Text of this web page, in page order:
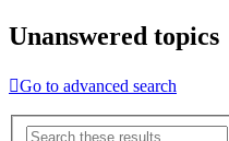
Unanswered topics
Go to advanced search